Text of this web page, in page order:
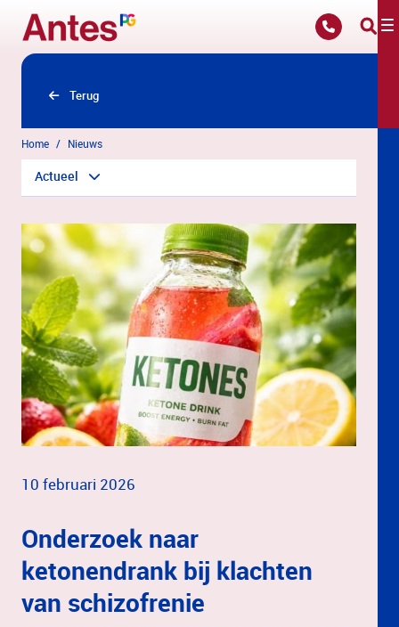
Overslaan en naar hoofdinhoud gaan
Terug
Home Nieuws
Actueel
10 februari 2026
Onderzoek naar
ketonendrank bij klachten
van schizofrenie